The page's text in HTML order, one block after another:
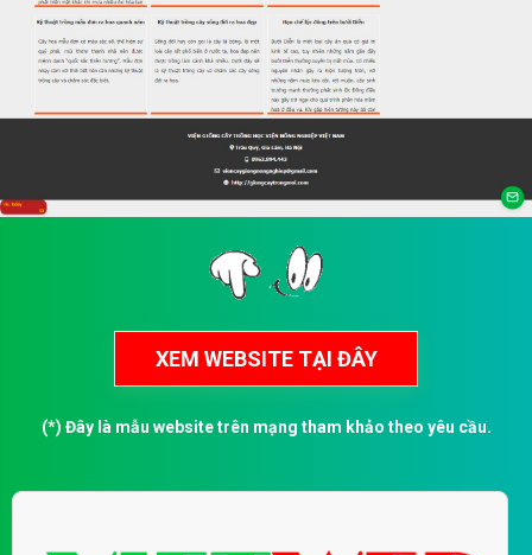
(*) Đây là mẫu website trên mạng tham khảo theo yêu cầu.